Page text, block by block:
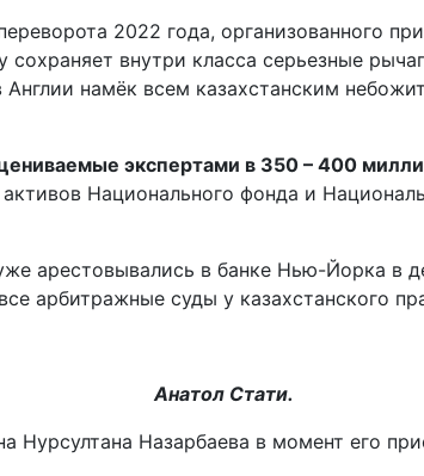
2022 года, организованного
внутри класса серьезные
намёк всем казахстанским
экспертами в 350 – 400
Национального фонда и
арестовывались в банке Нью-Йорка в
арбитражные суды у казахстанского
Анатол Стати.
Нурсултана Назарбаева в момент его